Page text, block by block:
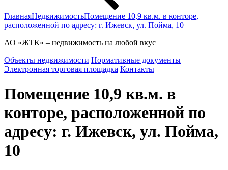
ГлавнаяНедвижимостьПомещение 10,9 кв.м. в конторе,
расположенной по адресу: г. Ижевск, ул. Пойма, 10
АО «ЖТК» – недвижимость на любой вкус
Объекты недвижимости Нормативные документы
Электронная торговая площадка Контакты
Помещение 10,9 кв.м. в
конторе, расположенной по
адресу: г. Ижевск, ул. Пойма,
10